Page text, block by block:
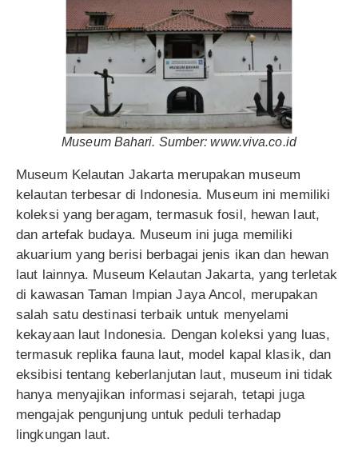
Museum Bahari. Sumber: www.viva.co.id
Museum Kelautan Jakarta merupakan museum
kelautan terbesar di Indonesia. Museum ini memiliki
koleksi yang beragam, termasuk fosil, hewan laut,
dan artefak budaya. Museum ini juga memiliki
akuarium yang berisi berbagai jenis ikan dan hewan
laut lainnya. Museum Kelautan Jakarta, yang terletak
di kawasan Taman Impian Jaya Ancol, merupakan
salah satu destinasi terbaik untuk menyelami
kekayaan laut Indonesia. Dengan koleksi yang luas,
termasuk replika fauna laut, model kapal klasik, dan
eksibisi tentang keberlanjutan laut, museum ini tidak
hanya menyajikan informasi sejarah, tetapi juga
mengajak pengunjung untuk peduli terhadap
lingkungan laut.